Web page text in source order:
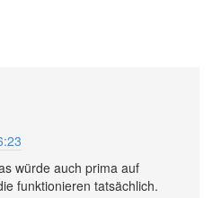
würde auch prima auf
funktionieren tatsächlich.